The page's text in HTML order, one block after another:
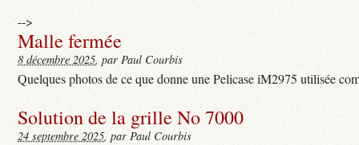
-->
Malle fermée
8 décembre 2025, par Paul Courbis
Quelques photos de ce que donne une Pelicase iM2975 utilisée
Solution de la grille No 7000
24 septembre 2025, par Paul Courbis